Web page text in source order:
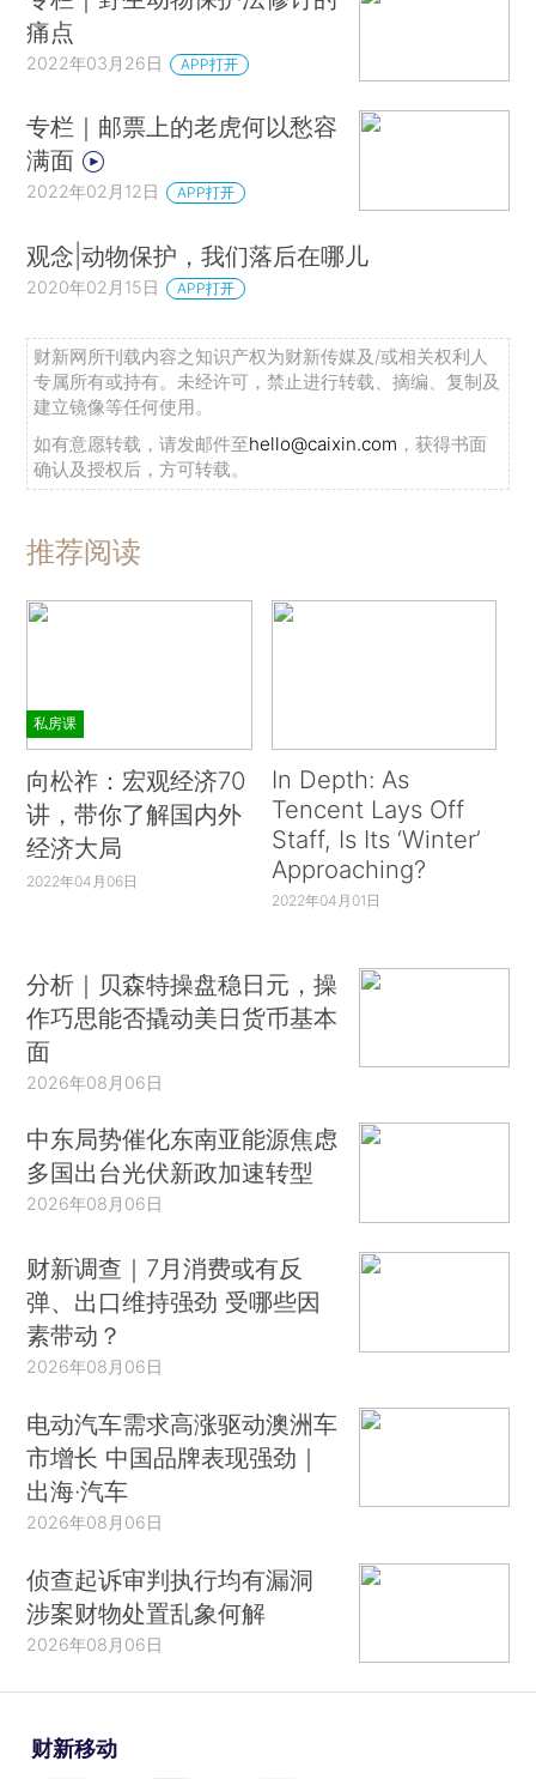
痛点
2022年03月26日 APP打开
专栏｜邮票上的老虎何以愁容
满面
2022年02月12日 APP打开
观念|动物保护，我们落后在哪儿
2020年02月15日 APP打开
财新网所刊载内容之知识产权为财新传媒及/或相关权利人
专属所有或持有。未经许可，禁止进行转载、摘编、复制及
建立镜像等任何使用。
如有意愿转载，请发邮件至hello@caixin.com ，获得书面
确认及授权后，方可转载。
推荐阅读
私房课
向松祚：宏观经济70
讲，带你了解国内外
经济大局
2022年04月06日
In Depth: As
Tencent Lays Off
Staff, Is Its ‘Winter’
Approaching?
2022年04月01日
分析｜贝森特操盘稳日元，操
作巧思能否撬动美日货币基本
面
2026年08月06日
中东局势催化东南亚能源焦虑
多国出台光伏新政加速转型
2026年08月06日
财新调查｜7月消费或有反
弹、出口维持强劲 受哪些因
素带动？
2026年08月06日
电动汽车需求高涨驱动澳洲车
市增长 中国品牌表现强劲｜
出海·汽车
2026年08月06日
侦查起诉审判执行均有漏洞
涉案财物处置乱象何解
2026年08月06日
财新移动